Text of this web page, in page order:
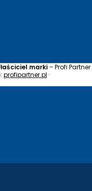
marki– Profi Partner
: profipartner.pl ·